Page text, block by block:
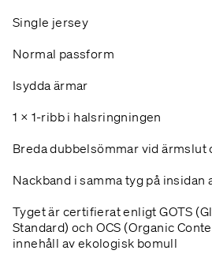
Single jersey
Normal passform
Isydda ärmar
1 × 1-ribb i halsringningen
Breda dubbelsömmar vid ärmslut
Nackband i samma tyg på insidan
Tyget är certifierat enligt GOTS
Standard) och OCS (Organic
innehåll av ekologisk bomull